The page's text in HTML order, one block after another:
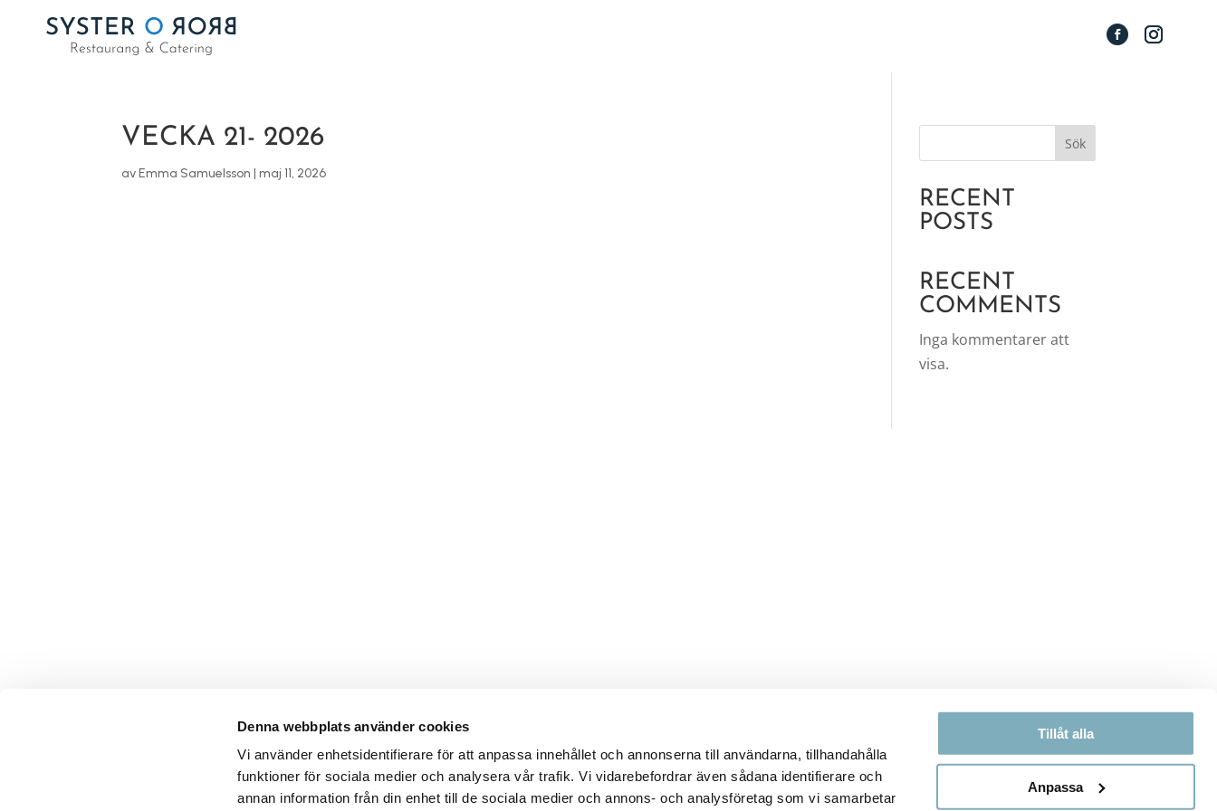
Denna webbplats använder cookies
Vi använder enhetsidentifierare för att anpassa innehållet och annonserna till användarna, tillhandahålla
funktioner för sociala medier och analysera vår trafik. Vi vidarebefordrar även sådana identifierare och
annan information från din enhet till de sociala medier och annons- och analysföretag som vi samarbetar
Tillåt alla
Anpassa
VECKA 21- 2026
avEmma Samuelsson |maj 11, 2026
Sök
RECENT
POSTS
RECENT
COMMENTS
Inga kommentarer att
visa.